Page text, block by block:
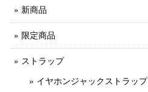
新商品
限定商品
ストラップ
イヤホンジャックストラップ